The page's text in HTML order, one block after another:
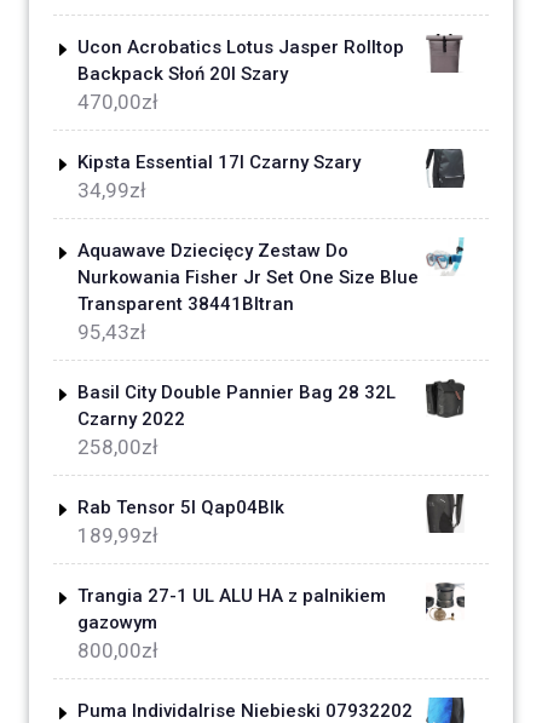
Ucon Acrobatics Lotus Jasper Rolltop
Backpack Słoń 20l Szary
470,00zł
Kipsta Essential 17l Czarny Szary
34,99zł
Aquawave Dziecięcy Zestaw Do
Nurkowania Fisher Jr Set One Size Blue
Transparent 38441Bltran
95,43zł
Basil City Double Pannier Bag 28 32L
Czarny 2022
258,00zł
Rab Tensor 5l Qap04Blk
189,99zł
Trangia 27-1 UL ALU HA z palnikiem
gazowym
800,00zł
Puma Individalrise Niebieski 07932202